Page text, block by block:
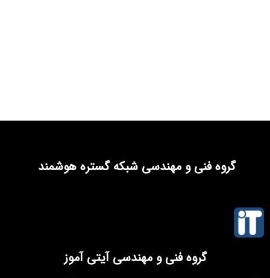
گروه فنی و مهندسی شبکه گستره هوشمند
گروه فنی و مهندسی آیتی آموز